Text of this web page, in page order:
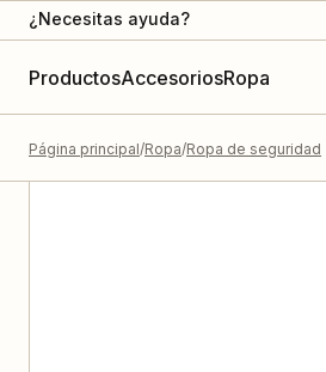
¿Necesitas ayuda?
ProductosAccesoriosRopa
Página principal Ropa Ropa de seguridad